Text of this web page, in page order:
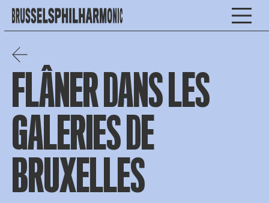
FLÂNER DANS LES
GALERIES DE
BRUXELLES